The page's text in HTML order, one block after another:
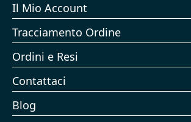
Il Mio Account
Tracciamento Ordine
Ordini e Resi
Contattaci
Blog